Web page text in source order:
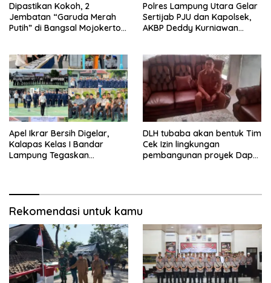
Dipastikan Kokoh, 2
Jembatan “Garuda Merah
Putih” di Bangsal Mojokerto
Polres Lampung Utara Gelar
Sertijab PJU dan Kapolsek,
AKBP Deddy Kurniawan
Apel Ikrar Bersih Digelar,
Kalapas Kelas I Bandar
Lampung Tegaskan
DLH tubaba akan bentuk Tim
Cek Izin lingkungan
pembangunan proyek Dapur
Rekomendasi untuk kamu